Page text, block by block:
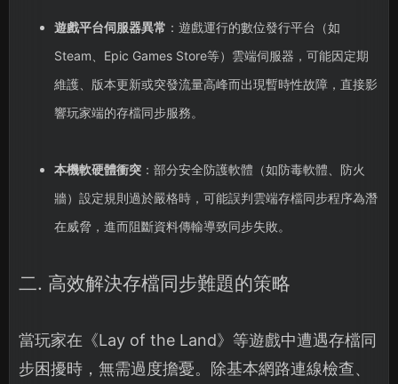
遊戲平台伺服器異常 ：遊戲運行的數位發行平台（如
Steam、Epic Games Store等）雲端伺服器，可能因定期
維護、版本更新或突發流量高峰而出現暫時性故障，直接影
響玩家端的存檔同步服務。
本機軟硬體衝突：部分安全防護軟體（如防毒軟體、防火
牆）設定規則過於嚴格時，可能誤判雲端存檔同步程序為潛
在威脅，進而阻斷資料傳輸導致同步失敗。
二. 高效解決存檔同步難題的策略
當玩家在《Lay of the Land》等遊戲中遭遇存檔同
步困擾時，無需過度擔憂。除基本網路連線檢查、